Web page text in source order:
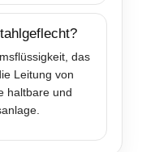
das
Leitung von
haltbare und